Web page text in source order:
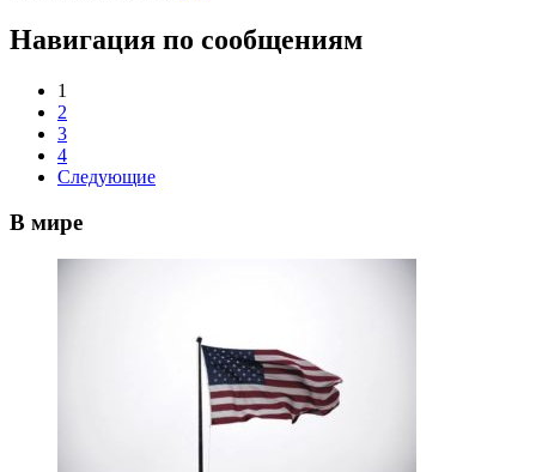
Навигация по сообщениям
1
2
3
4
Следующие
В мире